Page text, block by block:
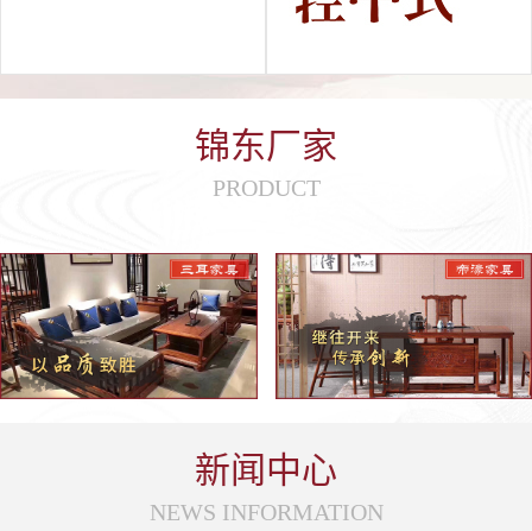
锦东厂家
PRODUCT
新闻中心
NEWS INFORMATION